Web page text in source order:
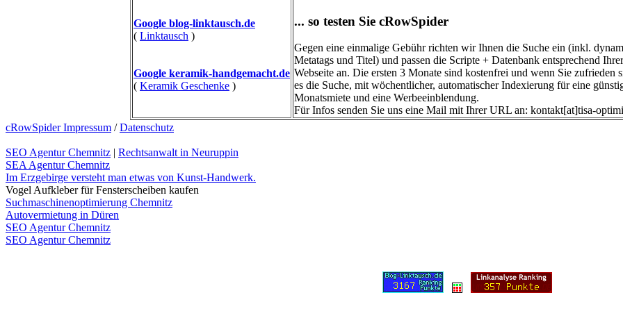
Google blog-linktausch.de
( Linktausch )
Google keramik-handgemacht.de
( Keramik Geschenke )
... so testen Sie cRowSpider
Gegen eine einmalige Gebühr richten wir Ihnen die Suche ein (inkl.
Metatags und Titel) und passen die Scripte + Datenbank entsprechend Ihrer
Webseite an. Die ersten 3 Monate sind kostenfrei und wenn Sie zufrieden
es die Suche, mit wöchentlicher, automatischer Indexierung für eine
Monatsmiete und eine Werbeeinblendung.
Für Infos senden Sie uns eine Mail mit Ihrer URL an: kontakt[at]tisa-
cRowSpider Impressum /Datenschutz
SEO Agentur Chemnitz | Rechtsanwalt in Neuruppin
SEA Agentur Chemnitz
Im Erzgebirge versteht man etwas von Kunst-Handwerk.
Vogel Aufkleber für Fensterscheiben kaufen
Suchmaschinenoptimierung Chemnitz
Autovermietung in Düren
SEO Agentur Chemnitz
SEO Agentur Chemnitz